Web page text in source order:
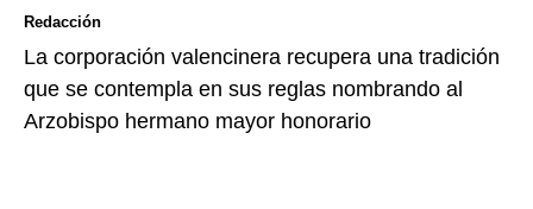
Redacción
La corporación valencinera recupera una tradición
que se contempla en sus reglas nombrando al
Arzobispo hermano mayor honorario